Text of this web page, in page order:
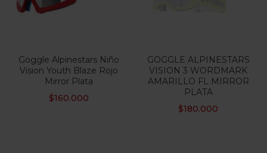
Goggle Alpinestars Niño
Vision Youth Blaze Rojo
Mirror Plata
$160.000
GOGGLE ALPINESTARS
VISION 3 WORDMARK
AMARILLO FL MIRROR
PLATA
$180.000